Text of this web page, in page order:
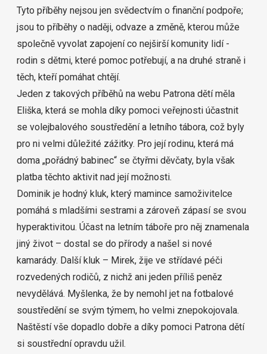
Tyto příběhy nejsou jen svědectvím o finanční podpoře;
jsou to příběhy o naději, odvaze a změně, kterou může
společně vyvolat zapojení co nejširší komunity lidí -
rodin s dětmi, které pomoc potřebují, a na druhé straně i
těch, kteří pomáhat chtějí.
Jeden z takových příběhů na webu Patrona dětí měla
Eliška, která se mohla díky pomoci veřejnosti účastnit
se volejbalového soustředění a letního tábora, což byly
pro ni velmi důležité zážitky. Pro její rodinu, která má
doma „pořádný babinec“ se čtyřmi děvčaty, byla však
platba těchto aktivit nad její možnosti.
Dominik je hodný kluk, který mamince samoživitelce
pomáhá s mladšími sestrami a zároveň zápasí se svou
hyperaktivitou. Účast na letním táboře pro něj znamenala
jiný život – dostal se do přírody a našel si nové
kamarády. Další kluk – Mirek, žije ve střídavé péči
rozvedených rodičů, z nichž ani jeden příliš peněz
nevydělává. Myšlenka, že by nemohl jet na fotbalové
soustředění se svým týmem, ho velmi znepokojovala.
Naštěstí vše dopadlo dobře a díky pomoci Patrona dětí
si soustřední opravdu užil.